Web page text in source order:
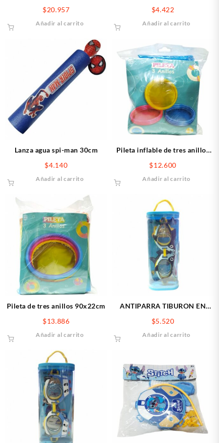
$20.957
Añadir al carrito
$4.422
Añadir al carrito
Lanza agua spi-man 30cm
$4.140
Añadir al carrito
Pileta inflable de tres anillos
90x22cm
$12.600
Añadir al carrito
Pileta de tres anillos 90x22cm
$13.886
Añadir al carrito
ANTIPARRA TIBURON EN
$5.520
Añadir al carrito